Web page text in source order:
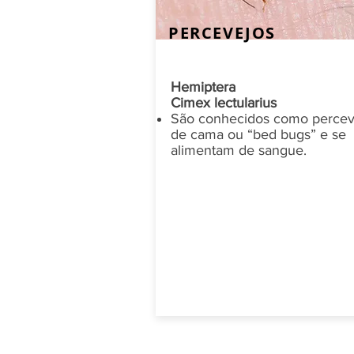
PERCEVEJOS
Hemiptera
Cimex lectularius
São conhecidos como
de cama ou “bed bugs” e se
alimentam de sangue.